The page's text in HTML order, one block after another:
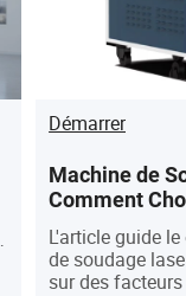
Démarrer
Machine de
Comment
pour Vos
L'article guide
de soudage
sur des